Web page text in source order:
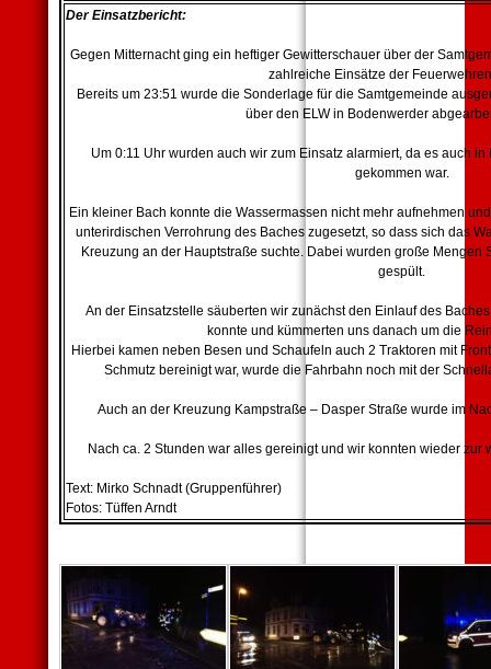
Der Einsatzbericht:
Gegen Mitternacht ging ein heftiger Gewitterschauer über der
zahlreiche Einsätze der
Bereits um 23:51 wurde die Sonderlage für die Samtgemeinde
über den ELW in Bodenwerder
Um 0:11 Uhr wurden auch wir zum Einsatz alarmiert, da es auch
gekommen war.
Ein kleiner Bach konnte die Wassermassen nicht mehr aufnehmen
unterirdischen Verrohrung des Baches zugesetzt, so dass sich das
Kreuzung an der Hauptstraße suchte. Dabei wurden große Mengen
gespült.
An der Einsatzstelle säuberten wir zunächst den Einlauf des
konnte und kümmerten uns danach um die
Hierbei kamen neben Besen und Schaufeln auch 2 Traktoren mit
Schmutz bereinigt war, wurde die Fahrbahn noch mit der
Auch an der Kreuzung Kampstraße – Dasper Straße wurde im
Nach ca. 2 Stunden war alles gereinigt und wir konnten wieder
Text: Mirko Schnadt (Gruppenführer)
Fotos: Tüffen Arndt